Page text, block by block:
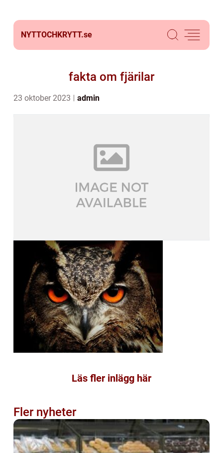
NYTTOCHKRYTT.se
fakta om fjärilar
23 oktober 2023 admin
Läs fler inlägg här
Fler nyheter